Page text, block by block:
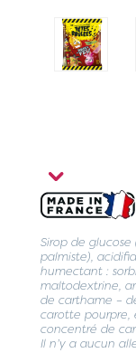
Sirop de glucose
palmiste),
humectant :
maltodextrine,
de carthame –
carotte pourpre,
concentré de
Il n’y a aucun